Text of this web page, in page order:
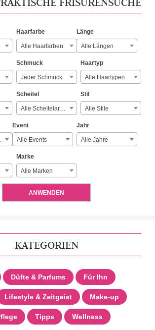
Haarfarbe
Alle Haarfarben
Länge
Alle Längen
Schmuck
Jeder Schmuck
Haartyp
Alle Haartypen
Scheitel
Alle Scheitelarten
Stil
Alle Stile
Event
Alle Events
Jahr
Alle Jahre
Marke
Alle Marken
ANWENDEN
KATEGORIEN
Düfte & Parfums Für Ihn
Lifestyle & Zeitgeist Make-up
Tipps Wellness